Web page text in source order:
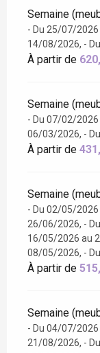
Semaine
- Du 25/07/
14/08/2026, -
À partir de
Semaine
- Du 07/02/
06/03/2026, -
À partir de
Semaine
- Du 02/05/
26/06/2026, -
16/05/2026 au
08/05/2026, -
À partir de
Semaine
- Du 04/07/
21/08/2026, -